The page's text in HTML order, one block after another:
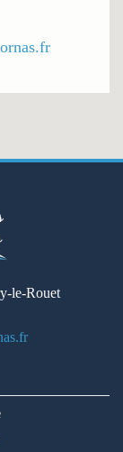
le-Rouet